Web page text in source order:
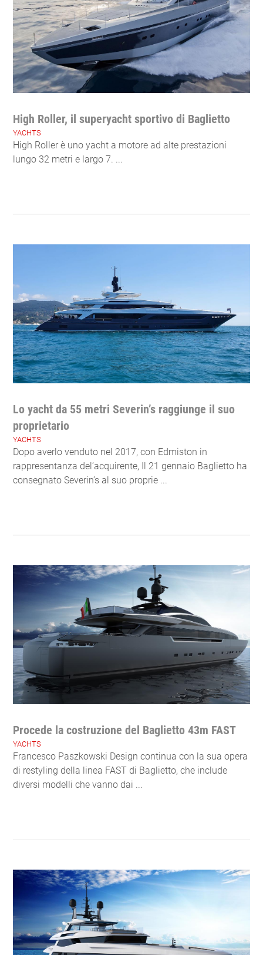
High Roller, il superyacht sportivo di Baglietto
YACHTS
High Roller è uno yacht a motore ad alte prestazioni
lungo 32 metri e largo 7. ...
Lo yacht da 55 metri Severin’s raggiunge il suo
proprietario
YACHTS
Dopo averlo venduto nel 2017, con Edmiston in
rappresentanza del’acquirente, Il 21 gennaio Baglietto ha
consegnato Severin’s al suo proprie ...
Procede la costruzione del Baglietto 43m FAST
YACHTS
Francesco Paszkowski Design continua con la sua opera
di restyling della linea FAST di Baglietto, che include
diversi modelli che vanno dai ...